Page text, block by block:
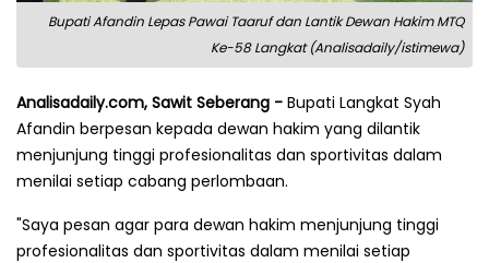
Bupati Afandin Lepas Pawai Taaruf dan Lantik Dewan Hakim MTQ
Ke-58 Langkat (Analisadaily/istimewa)
Analisadaily.com, Sawit Seberang - Bupati Langkat Syah
Afandin berpesan kepada dewan hakim yang dilantik
menjunjung tinggi profesionalitas dan sportivitas dalam
menilai setiap cabang perlombaan.
"Saya pesan agar para dewan hakim menjunjung tinggi
profesionalitas dan sportivitas dalam menilai setiap